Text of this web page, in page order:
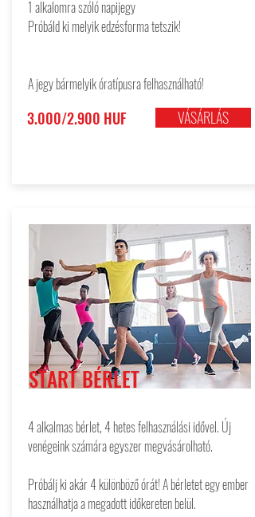
1 alkalomra szóló napijegy
Próbáld ki melyik edzésforma tetszik!
A jegy bármelyik óratípusra felhasználható!
3.000/2.900 HUF VÁSÁRLÁS
START BÉRLET
4 alkalmas bérlet, 4 hetes felhasználási idővel. Új
venégeink számára egyszer megvásárolható.
Próbálj ki akár 4 különböző órát! A bérletet egy ember
használhatja a megadott időkereten belül.